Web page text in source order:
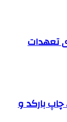
تعهدات
چاپ بارکد و